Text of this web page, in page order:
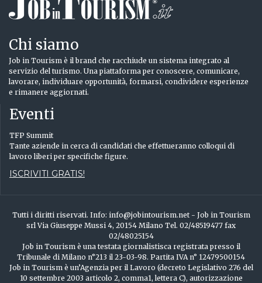
Chi siamo
Job in Tourism è il brand che racchiude un sistema integrato al
servizio del turismo. Una piattaforma per conoscere, comunicare,
lavorare, individuare opportunità, formarsi, condividere esperienze
e rimanere aggiornati.
Eventi
TFP Summit
Tante aziende in cerca di candidati che effettueranno colloqui di
lavoro liberi per specifiche figure.
ISCRIVITI GRATIS!
Tutti i diritti riservati. Info: info@jobintourism.net - Job in Tourism
srl Via Giuseppe Mussi 4, 20154 Milano Tel. 02/48519477 fax
02/48025154
Job in Tourism è una testata giornalistisca registrata presso il
Tribunale di Milano n°213 il 23-03-98. Partita IVA n° 12479500154
Job in Tourism è un’Agenzia per il Lavoro (decreto Legislativo 276 del
10 settembre 2003 articolo 2, comma1, lettera C), autorizzazione